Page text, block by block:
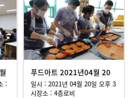
:
푸드아트 2021년04월 20
일
일시 : 2021년 04월 20일 오후 3
시장소 : 4층로비